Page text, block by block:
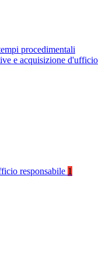
procedimentali
e acquisizione d'ufficio
responsabile 1